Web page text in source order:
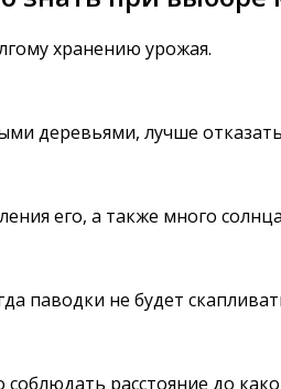
хранению урожая.
деревьями, лучше
его, а также много
паводки не будет
расстояние до